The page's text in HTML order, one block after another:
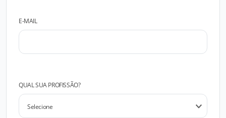
E-MAIL
QUAL SUA PROFISSÃO?